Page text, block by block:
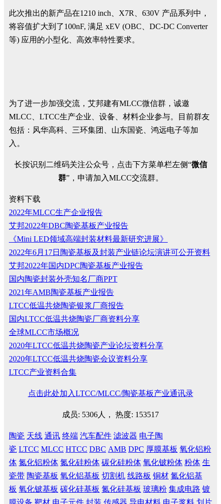
此次推出的新产品在1210 inch、X7R、630V 产品系列中，
将容值扩大到了100nF, 满足 xEV (OBC、DC-DC Converter
等) 应用的小型化、高效率特性要求。
为了进一步加强交流，艾邦建有MLCC微信群，诚邀
MLCC、LTCC生产企业、设备、材料企业参与。目前群友
包括：风华高科、三环集团、山东国瓷、鸿远电子等加
入。
长按识别二维码关注公众号，点击下方菜单栏左侧“微信
群”，申请加入MLCC交流群。
资料下载
2022年MLCC生产企业报告
艾邦2022年DBC陶瓷基板产业报告
《Mini LED领域高端封装材料最新研究进展》
2022年6月17日陶瓷基板及封装产业链论坛演讲可公开资料
艾邦2022年国内DPC陶瓷基板产业报告
国内陶瓷封装外壳知名厂商PPT
2021年AMB陶瓷基板产业报告
LTCC低温共烧陶瓷银浆厂商报告
国内LTCC低温共烧陶瓷厂商资料分享
全球MLCC市场概况
2020年LTCC低温共烧陶瓷产业论坛资料分享
2020年LTCC低温共烧陶瓷会议资料分享
LTCC产业资料合集
点击此处加入LTCC/MLCC/陶瓷基板产业通讯录
成员: 5306人， 热度: 153517
陶瓷 天线 通讯 终端 汽车配件 滤波器 电子陶
瓷 LTCC MLCC HTCC DBC AMB DPC 厚膜基板 氧化铝粉
体 氮化铝粉体 氮化硅粉体 碳化硅粉体 氧化铍粉体 粉体 生
瓷带 陶瓷基板 氧化铝基板 切割机 线路板 铜材 氮化铝基
板 氧化铍基板 碳化硅基板 氮化硅基板 玻璃粉 集成电路 镀
膜设备 靶材 电子元件 封装 传感器 导电材料 电子浆料 划片